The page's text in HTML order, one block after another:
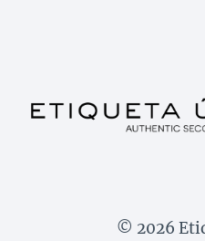
© 2026